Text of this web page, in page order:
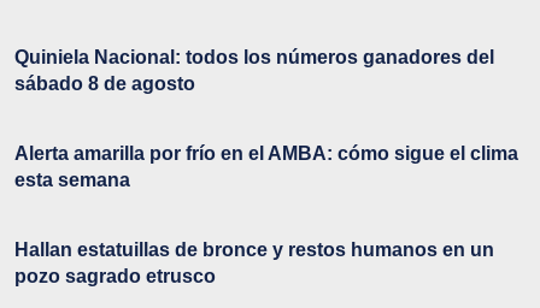
Quiniela Nacional: todos los números ganadores del
sábado 8 de agosto
Alerta amarilla por frío en el AMBA: cómo sigue el clima
esta semana
Hallan estatuillas de bronce y restos humanos en un
pozo sagrado etrusco